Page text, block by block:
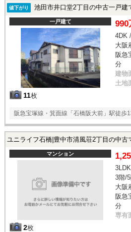
値下がり 池田市井口堂2丁目の中古一戸建
一戸建て
11枚
990
4DK
大阪
阪急
分
建物
土地
阪急宝塚線・箕面線「石橋阪大前」駅徒歩
ユニライフ石橋|豊中市清風荘2丁目の中古
マンション
2枚
3階/
大阪
阪急
分
専有